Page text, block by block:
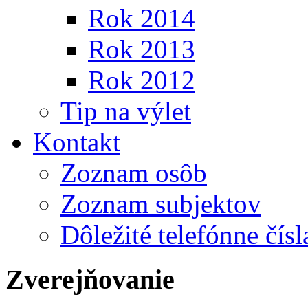
Rok 2014
Rok 2013
Rok 2012
Tip na výlet
Kontakt
Zoznam osôb
Zoznam subjektov
Dôležité telefónne
Zverejňovanie